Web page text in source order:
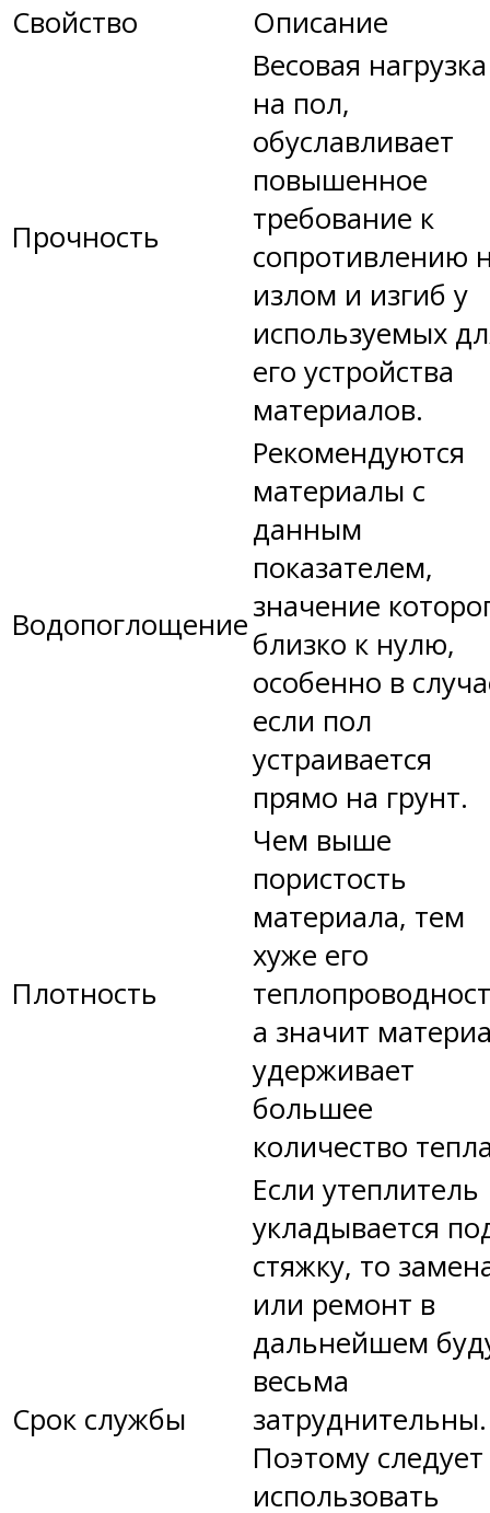
Свойство
Описание
Прочность
Весовая нагрузка
на пол,
обуславливает
повышенное
требование к
сопротивлению
излом и изгиб у
используемых
его устройства
материалов.
Водопоглощение
Рекомендуются
материалы с
данным
показателем,
значение
близко к нулю,
особенно в
если пол
устраивается
прямо на грунт.
Плотность
Чем выше
пористость
материала, тем
хуже его
а значит
удерживает
большее
количество
Срок службы
Если утеплитель
укладывается
стяжку, то
или ремонт в
дальнейшем
весьма
затруднительны.
Поэтому следует
использовать